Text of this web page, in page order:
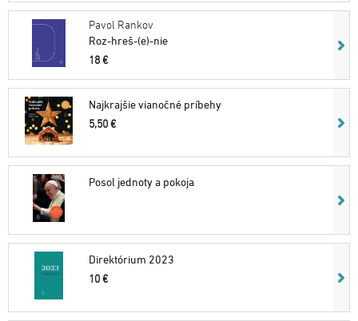
Pavol Rankov
Roz-hreš-(e)-nie
18 €
Najkrajšie vianočné príbehy
5,50 €
Posol jednoty a pokoja
Direktórium 2023
10 €